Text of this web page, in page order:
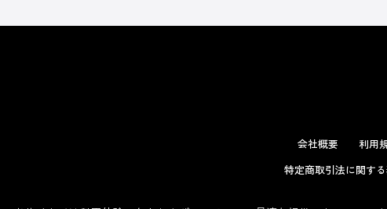
会社概要 利用
特定商取引法に関す